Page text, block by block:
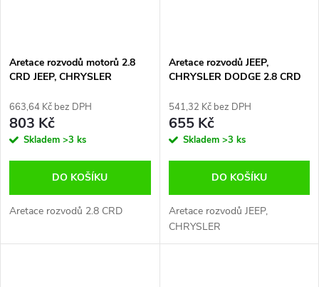
Aretace rozvodů motorů 2.8
CRD JEEP, CHRYSLER
663,64 Kč bez DPH
803 Kč
Skladem >3 ks
DO KOŠÍKU
Aretace rozvodů 2.8 CRD
Aretace rozvodů JEEP,
CHRYSLER DODGE 2.8 CRD
541,32 Kč bez DPH
655 Kč
Skladem >3 ks
DO KOŠÍKU
Aretace rozvodů JEEP,
CHRYSLER